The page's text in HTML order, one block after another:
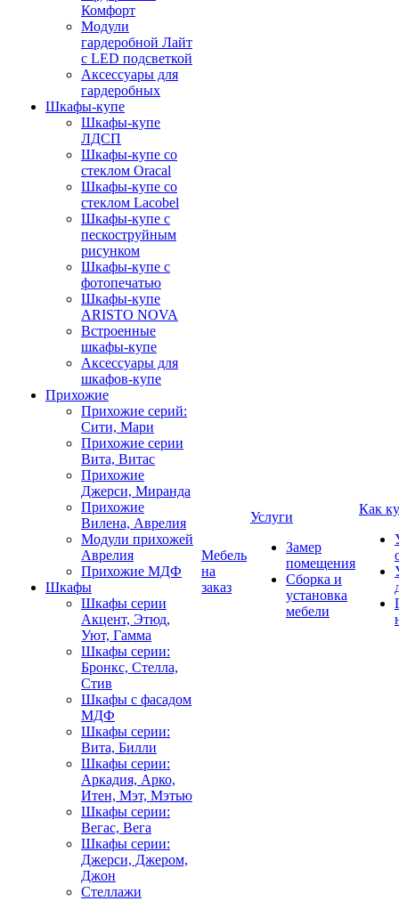
Комфорт
Модули
гардеробной Лайт
с LED подсветкой
Аксессуары для
гардеробных
Шкафы-купе
Шкафы-купе
ЛДСП
Шкафы-купе со
стеклом Oracal
Шкафы-купе со
стеклом Lacobel
Шкафы-купе с
пескоструйным
рисунком
Шкафы-купе с
фотопечатью
Шкафы-купе
ARISTO NOVA
Встроенные
шкафы-купе
Аксессуары для
шкафов-купе
Прихожие
Прихожие серий:
Сити, Мари
Прихожие серии
Вита, Витас
Прихожие
Джерси, Миранда
Прихожие
Вилена, Аврелия
Модули прихожей
Аврелия
Прихожие МДФ
Шкафы
Шкафы серии
Акцент, Этюд,
Уют, Гамма
Шкафы серии:
Бронкс, Стелла,
Стив
Шкафы с фасадом
МДФ
Шкафы серии:
Вита, Билли
Шкафы серии:
Аркадия, Арко,
Итен, Мэт, Мэтью
Шкафы серии:
Вегас, Вега
Шкафы серии:
Джерси, Джером,
Джон
Стеллажи
Мебель
на
заказ
Услуги
Замер
помещения
Сборка и
установка
мебели
Как